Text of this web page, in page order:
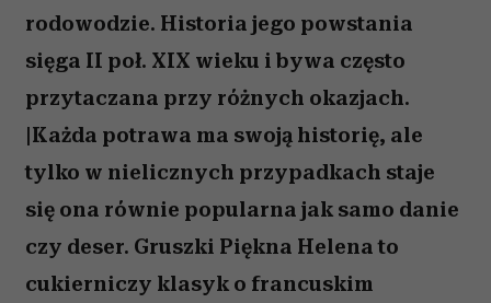
rodowodzie. Historia jego powstania
sięga II poł. XIX wieku i bywa często
przytaczana przy różnych okazjach.
|Każda potrawa ma swoją historię, ale
tylko w nielicznych przypadkach staje
się ona równie popularna jak samo danie
czy deser. Gruszki Piękna Helena to
cukierniczy klasyk o francuskim